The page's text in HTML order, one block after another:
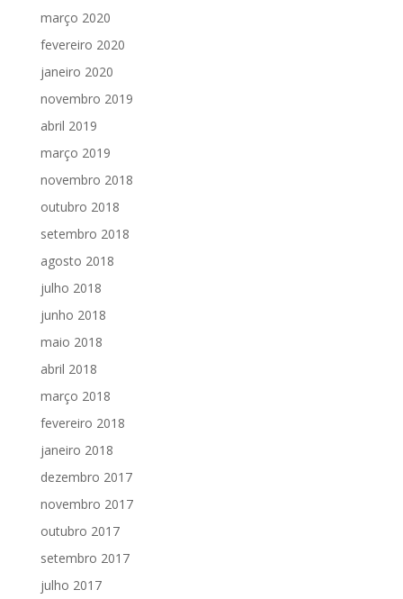
março 2020
fevereiro 2020
janeiro 2020
novembro 2019
abril 2019
março 2019
novembro 2018
outubro 2018
setembro 2018
agosto 2018
julho 2018
junho 2018
maio 2018
abril 2018
março 2018
fevereiro 2018
janeiro 2018
dezembro 2017
novembro 2017
outubro 2017
setembro 2017
julho 2017